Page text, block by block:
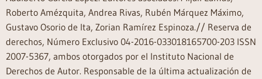
Roberto Amézquita, Andrea Rivas, Rubén Márquez Máximo,
Gustavo Osorio de Ita, Zorian Ramírez Espinoza.// Reserva de
derechos, Número Exclusivo 04-2016-033018165700-203 ISSN
2007-5367, ambos otorgados por el Instituto Nacional de
Derechos de Autor. Responsable de la última actualización de